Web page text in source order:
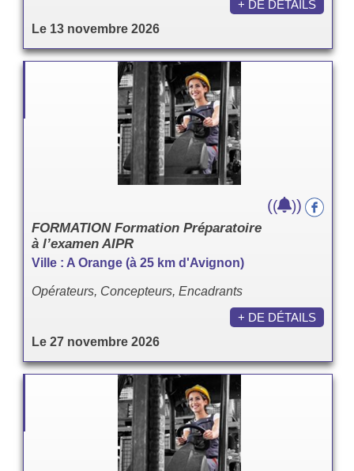
Le 13 novembre 2026
+ DE DÉTAILS
FORMATION Formation Préparatoire
à l’examen AIPR
Ville : A Orange (à 25 km d'Avignon)
Opérateurs, Concepteurs, Encadrants
Le 27 novembre 2026
(( ))
+ DE DÉTAILS